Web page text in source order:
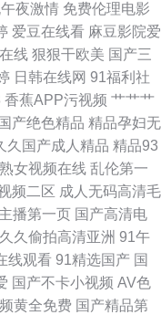
人大香蕉婷婷 91人妻超碰
91吃瓜熟女 黄色Jm网站 国
视频8 肏屄福利 日美女bb
性爱一区 成人午夜无码 欧
看 国内一久久 日本韩国久
在线区 无码成人二区 九一
四虎东方av 国产AV福利综
夜激情 免费伦理电影
爱豆在线看 麻豆影院爱
线 狠狠干欧美 国产三
日韩在线网 91福利社
香蕉APP污视频 艹艹艹
国产绝色精品 精品孕妇无
久国产成人精品 精品93
女视频在线 乱伦第一
频二区 成人无码高清毛
播第一页 国产高清电
久久偷拍高清亚洲 91午
线观看 91精选国产 国
国产不卡小视频 AV色
黄全免费 国产精品第